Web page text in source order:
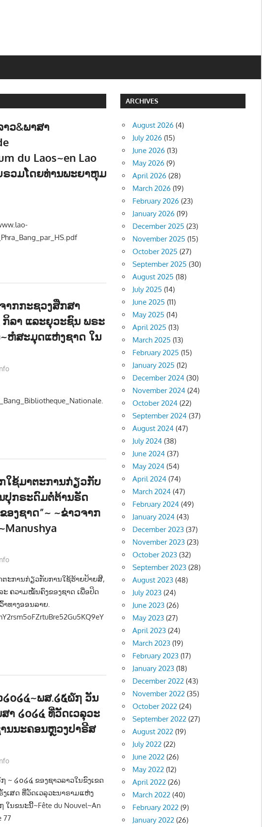
າວ&ພາສາ
du Laos~en Lao
ຣວມໂດຍທ່ານພະຍາຫຸມ
ວັນນະຄະດີ - Literature
າກກະຊວງສືກສາ
ລາ ແລະຍຸວະຊົນ ພຣະ
ຫໍສະມຸດແຫ່ງຊາດ ໃນ
ໃຊ້ມາຕະການກ່ຽວກັບ
ປຸກຣະດົມຕໍ່ຕ້ານຣັດ
ງຊາດ”~ ~ຂ່າວຈາກ
ສັງຄົມ - SOCIETY
ະການກ່ຽວກັບການໃຊ້ຮ້າຍປ້າຍສີ,
ຄວາມໝັ່ນຄົງຂອງຊາດ ເພື່ອປິດ
ທາງອອນລາຍ.
໐໒໔~ພສ.໒໕໖໗ ວັນ
າ ໒໐໒໔ ທີ່ວັດເວລຸວະ
ນນະຄອນຫຼວງປາຣີສ
~ ໒໐໒໔ ຂອງຊາວລາວໃນຂົງເຂດ
ເສດ ທີ່ວັດເວລຸວະນາຣາມແຫ່ງ
ໃນຂນະນີ້~Fête du Nouvel~An
77
ARCHIVES
August 2026 (4)
July 2026 (15)
June 2026 (13)
May 2026 (9)
April 2026 (28)
March 2026 (19)
February 2026 (23)
January 2026 (19)
December 2025 (23)
November 2025 (15)
October 2025 (27)
September 2025 (30)
August 2025 (18)
July 2025 (14)
June 2025 (11)
May 2025 (14)
April 2025 (13)
March 2025 (13)
February 2025 (15)
January 2025 (12)
December 2024 (30)
November 2024 (24)
October 2024 (22)
September 2024 (37)
August 2024 (47)
July 2024 (38)
June 2024 (37)
May 2024 (54)
April 2024 (74)
March 2024 (47)
February 2024 (49)
January 2024 (43)
December 2023 (37)
November 2023 (23)
October 2023 (32)
September 2023 (28)
August 2023 (48)
July 2023 (24)
June 2023 (26)
May 2023 (27)
April 2023 (24)
March 2023 (19)
February 2023 (17)
January 2023 (18)
December 2022 (43)
November 2022 (35)
October 2022 (24)
September 2022 (27)
August 2022 (19)
July 2022 (22)
June 2022 (26)
May 2022 (12)
April 2022 (26)
March 2022 (40)
February 2022 (9)
January 2022 (26)